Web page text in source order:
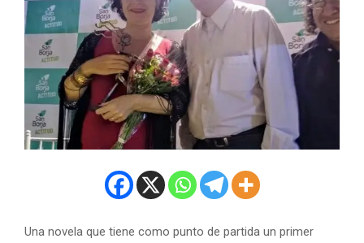
Una novela que tiene como punto de partida un primer